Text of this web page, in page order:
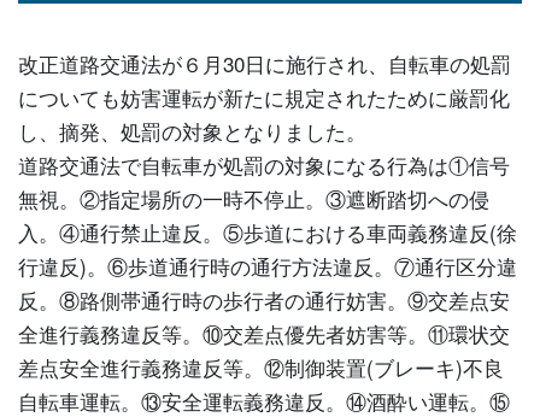
改正道路交通法が６月30日に施行され、自転車の処罰
についても妨害運転が新たに規定されたために厳罰化
し、摘発、処罰の対象となりました。
道路交通法で自転車が処罰の対象になる行為は①信号
無視。②指定場所の一時不停止。③遮断踏切への侵
入。④通行禁止違反。⑤歩道における車両義務違反(徐
行違反)。⑥歩道通行時の通行方法違反。⑦通行区分違
反。⑧路側帯通行時の歩行者の通行妨害。⑨交差点安
全進行義務違反等。⑩交差点優先者妨害等。⑪環状交
差点安全進行義務違反等。⑫制御装置(ブレーキ)不良
自転車運転。⑬安全運転義務違反。⑭酒酔い運転。⑮